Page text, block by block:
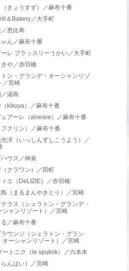
きょうすず）／麻布十番
＆Bakery／大手町
恵比寿
ん／麻布十番
レ ブラッスリーうかい／大手町
や／赤羽橋
ン・グランデ・オーシャンリゾ
／宮崎
湯島
kikuya）／麻布十番
アーレ（alveare）／麻布十番
クリン）／麻布十番
洋（いっしんずしこうよう）／
ウス／神泉
クラワン）／田町
エ（DeLIZIE）／赤羽橋
（まるまんやきとり）／宮崎
ラス（シェラトン・グランデ・
シャンリゾート）／宮崎
／麻布十番
ウンジ（シェラトン・グラン
オーシャンリゾート）／宮崎
ートニク（le sputnik）／六本木
んはい）／宮崎